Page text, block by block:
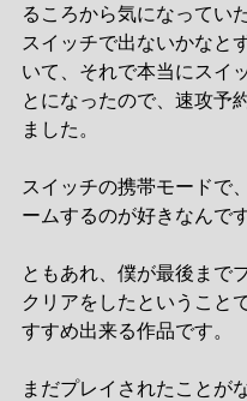
るころから気になってい
スイッチで出ないかなと
いて、それで本当にスイ
とになったので、速攻予
ました。
スイッチの携帯モードで
ームするのが好きなんで
ともあれ、僕が最後まで
クリアをしたということ
すすめ出来る作品です。
まだプレイされたことが